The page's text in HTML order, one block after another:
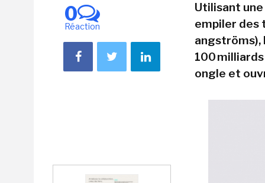
0
Réaction
Utilisant
empiler des
angströms),
100
ongle et